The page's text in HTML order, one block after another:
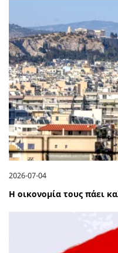
2026-07-04
Η οικονομία τους πάει